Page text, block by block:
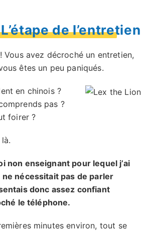
de l’entretien
Vous avez décroché un entretien,
êtes un peu paniqués.
en chinois ?
pas ?
foirer ?
non enseignant pour lequel j’ai
nécessitait pas de parler
donc assez confiant
le téléphone.
minutes environ, tout se